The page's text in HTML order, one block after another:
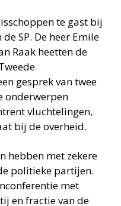
te gast bij
SP. De heer Emile
Raak heetten de
gesprek van twee
onderwerpen
vluchtelingen,
bij de overheid.
hebben met zekere
politieke partijen.
met
en fractie van de